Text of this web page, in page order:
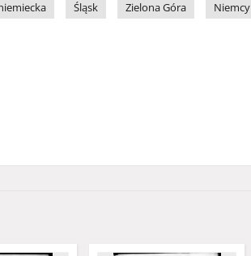
Śląsk Zielona Góra Niemcy